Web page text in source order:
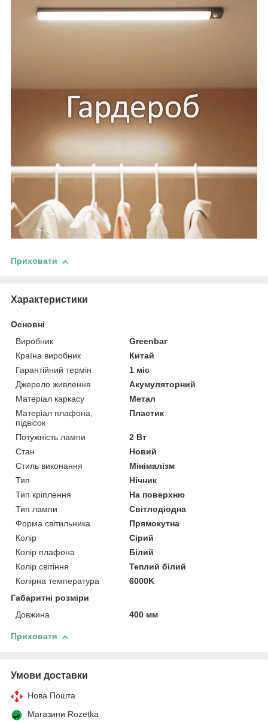
Приховати
Характеристики
Основні
Виробник
Greenbar
Країна виробник
Китай
Гарантійний термін
1 міс
Джерело живлення
Акумуляторний
Матеріал каркасу
Метал
Матеріал плафона,
підвісок
Пластик
Потужність лампи
2 Вт
Стан
Новий
Стиль виконання
Мінімалізм
Тип
Нічник
Тип кріплення
На поверхню
Тип лампи
Світлодіодна
Форма світильника
Прямокутна
Колір
Сірий
Колір плафона
Білий
Колір світіння
Теплий білий
Колірна температура
6000K
Габаритні розміри
Довжина
400 мм
Приховати
Умови доставки
Нова Пошта
Магазини Rozetka